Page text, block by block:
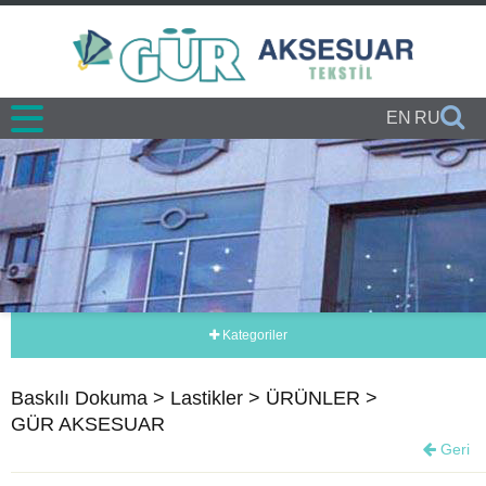
EN RU
IB60
Kategoriler
Baskılı Dokuma Lastikler
ÜRÜNLER
GÜR AKSESUAR
Geri